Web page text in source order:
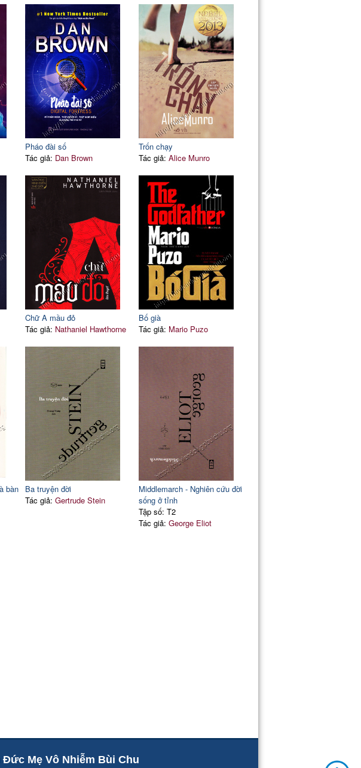
Pháo đài số
Tác giả: Dan Brown
Trốn chạy
Tác giả: Alice Munro
Chữ A mầu đỏ
Tác giả: Nathaniel Hawthorne
Bố già
Tác giả: Mario Puzo
bàn
Ba truyện đời
Tác giả: Gertrude Stein
Middlemarch - Nghiên cứu đời
sống ở tỉnh
Tập số: T2
Tác giả: George Eliot
Mẹ Vô Nhiễm Bùi Chu